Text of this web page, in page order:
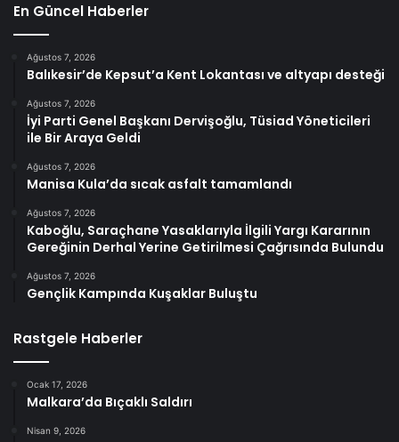
En Güncel Haberler
Ağustos 7, 2026
Balıkesir’de Kepsut’a Kent Lokantası ve altyapı desteği
Ağustos 7, 2026
İyi Parti Genel Başkanı Dervişoğlu, Tüsiad Yöneticileri
ile Bir Araya Geldi
Ağustos 7, 2026
Manisa Kula’da sıcak asfalt tamamlandı
Ağustos 7, 2026
Kaboğlu, Saraçhane Yasaklarıyla İlgili Yargı Kararının
Gereğinin Derhal Yerine Getirilmesi Çağrısında Bulundu
Ağustos 7, 2026
Gençlik Kampında Kuşaklar Buluştu
Rastgele Haberler
Ocak 17, 2026
Malkara’da Bıçaklı Saldırı
Nisan 9, 2026